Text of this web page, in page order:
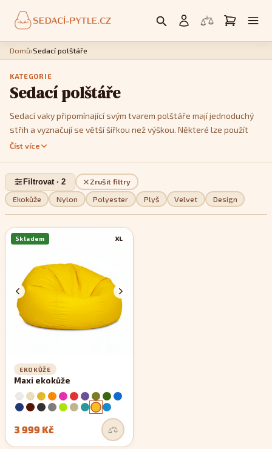
Domů›Sedací polštáře
KATEGORIE
Sedací polštáře
Sedací vaky připomínající svým tvarem polštáře mají jednoduchý
střih a vyznačují se větší šířkou než výškou. Některé lze použít
jako křesla, postavíte li je na kratší hranu. Jedná se především o
pomocí kterých je můžete tvarovat a vykouzlit tak třeba tvar
imitující menší sedačku. Pokud jde o design, můžete si v této sekci
vybrat z jednobarevných, dvoubarevných nebo pestře
vzorovaných modelů, podle toho, které se stylově nejvíce hodí do
vašeho interiéru.
Číst více
Ekokůže Nylon Polyester Plyš Velvet Design
Zrušit filtry
Filtrovat · 2
XL
Skladem
EKOKŮŽE
Maxi ekokůže
3 999 Kč